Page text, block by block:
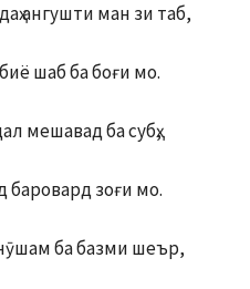
ангушти ман зи таб,
шаб ба боғи мо.
мешавад ба субҳ,
баровард зоғи мо.
ба базми шеър,